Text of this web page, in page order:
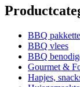
BBQ
BBQ vlees
BBQ
Gourmet &
Hapjes,